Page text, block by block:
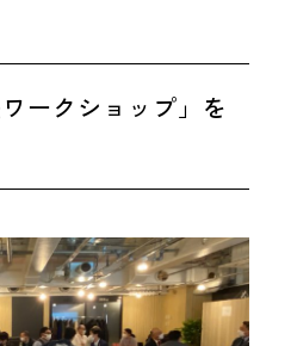
ークショップ」を